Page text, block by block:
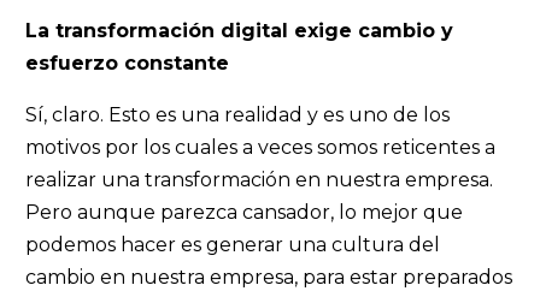
La transformación digital exige cambio y
esfuerzo constante
Sí, claro. Esto es una realidad y es uno de los
motivos por los cuales a veces somos reticentes a
realizar una transformación en nuestra empresa.
Pero aunque parezca cansador, lo mejor que
podemos hacer es generar una cultura del
cambio en nuestra empresa, para estar preparados